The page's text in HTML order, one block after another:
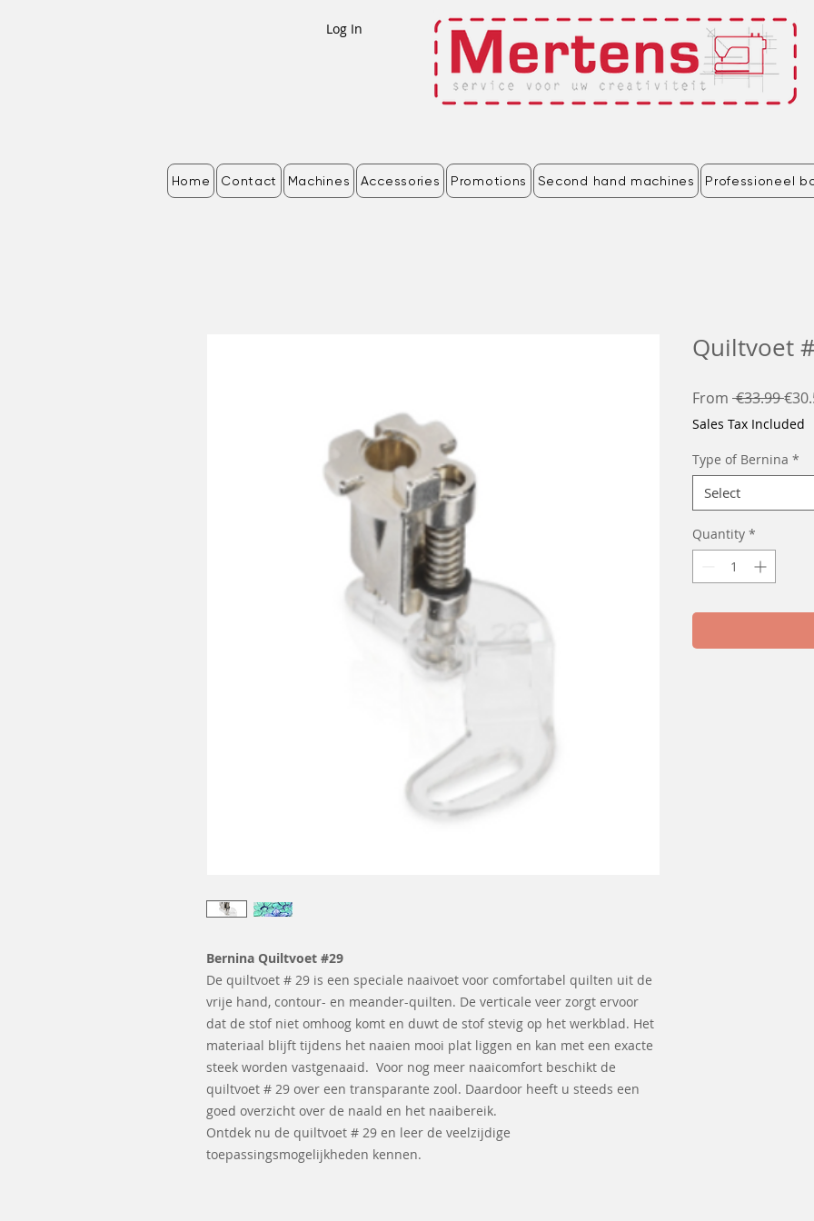
Log In
Home Contact Machines Accessories Promotions Second hand machines Professioneel
Bernina Quiltvoet #29
De quiltvoet # 29 is een speciale naaivoet voor comfortabel quilten uit de
vrije hand, contour- en meander-quilten. De verticale veer zorgt ervoor
dat de stof niet omhoog komt en duwt de stof stevig op het werkblad. Het
materiaal blijft tijdens het naaien mooi plat liggen en kan met een exacte
steek worden vastgenaaid. Voor nog meer naaicomfort beschikt de
quiltvoet # 29 over een transparante zool. Daardoor heeft u steeds een
goed overzicht over de naald en het naaibereik.
Ontdek nu de quiltvoet # 29 en leer de veelzijdige
toepassingsmogelijkheden kennen.
Quiltvoet
From €33.99
Price
Sales Tax Included
Type of Bernina *
Select
Quantity *